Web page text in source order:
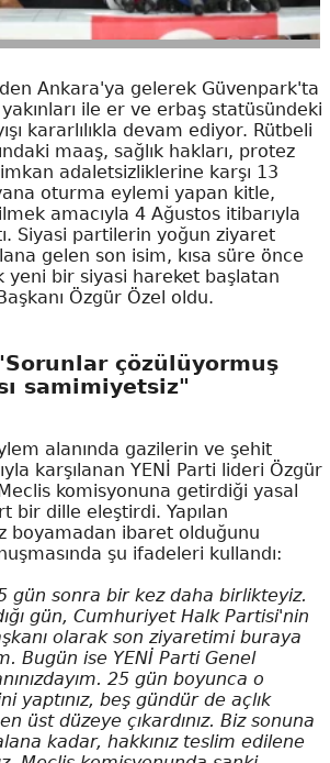
Ankara'ya gelerek Güvenpark'ta
ile er ve erbaş statüsündeki
kararlılıkla devam ediyor. Rütbeli
maaş, sağlık hakları, protez
adaletsizliklerine karşı 13
oturma eylemi yapan kitle,
amacıyla 4 Ağustos itibarıyla
Siyasi partilerin yoğun ziyaret
gelen son isim, kısa süre önce
yeni bir siyasi hareket başlatan
Özgür Özel oldu.
çözülüyormuş
samimiyetsiz"
alanında gazilerin ve şehit
karşılanan YENİ Parti lideri Özgür
komisyonuna getirdiği yasal
bir dille eleştirdi. Yapılan
boyamadan ibaret olduğunu
şu ifadeleri kullandı:
gün sonra bir kez daha birlikteyiz.
gün, Cumhuriyet Halk Partisi'nin
olarak son ziyaretimi buraya
Bugün ise YENİ Parti Genel
25 gün boyunca o
yaptınız, beş gündür de açlık
üst düzeye çıkardınız. Biz sonuna
kadar, hakkınız teslim edilene